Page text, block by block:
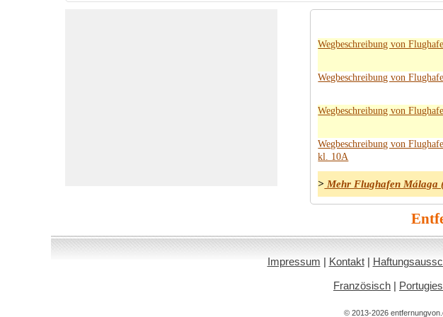
Wegbeschreibung von
Wegbeschreibung von
Wegbeschreibung von
Wegbeschreibung von
kl. 10A
> Mehr Flughafen Málaga
Impressum | Kontakt|
Französisch |
© 2013-2026